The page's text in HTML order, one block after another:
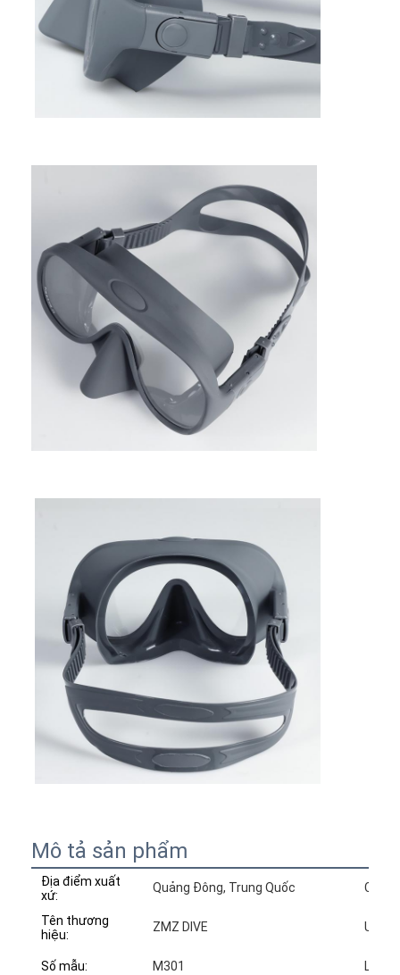
Mô tả sản phẩm
Địa điểm xuất
xứ:
Quảng Đông, Trung Quốc Chiếc
Tên thương
hiệu:
ZMZ DIVE Ưu
Số mẫu: M301 Logo: